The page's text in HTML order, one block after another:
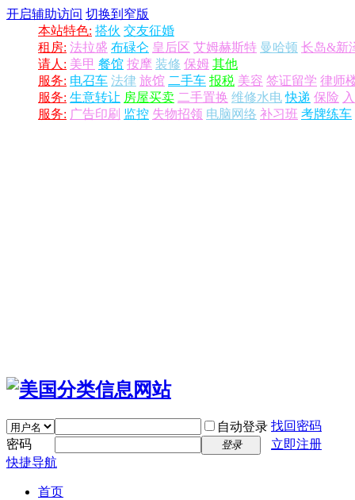
开启辅助访问 切换到窄版
本站特色: 搭伙 交友征婚
租房: 法拉盛 布碌仑 皇后区 艾姆赫斯特 曼哈顿 长岛&新
请人: 美甲 餐馆 按摩 装修 保姆 其他
服务: 电召车 法律 旅馆 二手车 报税 美容 签证留学 律师
服务: 生意转让 房屋买卖 二手置换 维修水电 快递 保险
服务: 广告印刷 监控 失物招领 电脑网络 补习班 考牌练车
自动登录 找回密码
密码
登录
立即注册
快捷导航
首页